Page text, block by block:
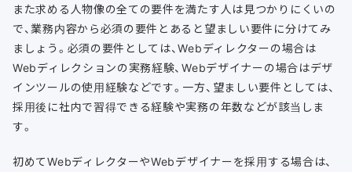
また求める人物像の全ての要件を満たす人は見つかりにくいの
で、業務内容から必須の要件とあると望ましい要件に分けてみ
ましょう。必須の要件としては、Webディレクターの場合は
Webディレクションの実務経験、Webデザイナーの場合はデザ
インツールの使用経験などです。一方、望ましい要件としては、
採用後に社内で習得できる経験や実務の年数などが該当しま
す。
初めてWebディレクターやWebデザイナーを採用する場合は、